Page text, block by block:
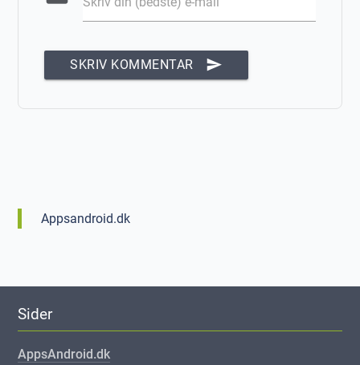
SKRIV KOMMENTAR send
Appsandroid.dk
Sider
AppsAndroid.dk